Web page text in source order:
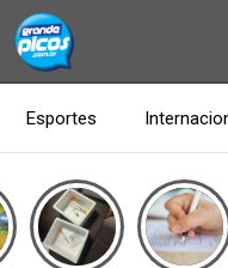
Esportes